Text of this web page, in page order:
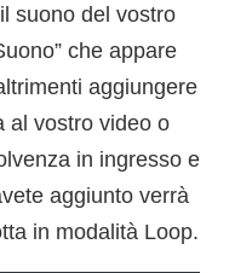
suono del vostro
che appare
aggiungere
al vostro video o
in ingresso e
aggiunto verrà
in modalità Loop.